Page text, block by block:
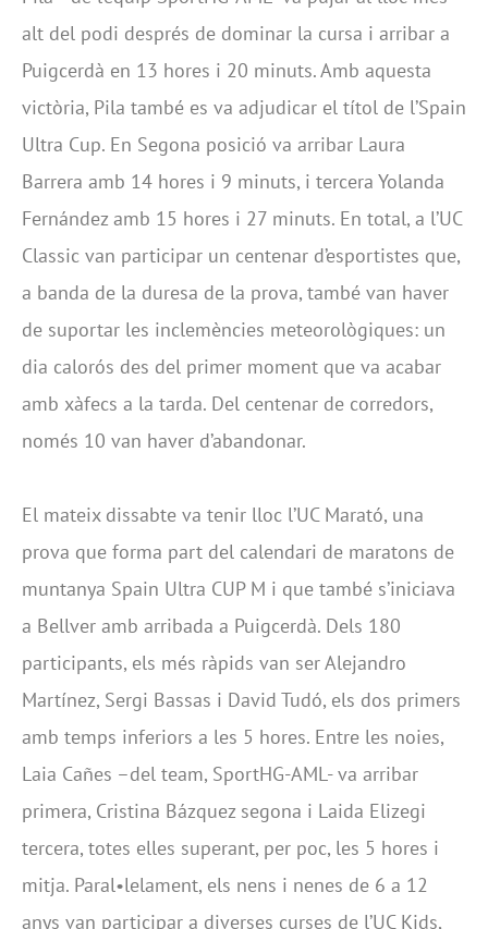
alt del podi després de dominar la cursa i arribar a
Puigcerdà en 13 hores i 20 minuts. Amb aquesta
victòria, Pila també es va adjudicar el títol de l’Spain
Ultra Cup. En Segona posició va arribar Laura
Barrera amb 14 hores i 9 minuts, i tercera Yolanda
Fernández amb 15 hores i 27 minuts. En total, a l’UC
Classic van participar un centenar d’esportistes que,
a banda de la duresa de la prova, també van haver
de suportar les inclemències meteorològiques: un
dia calorós des del primer moment que va acabar
amb xàfecs a la tarda. Del centenar de corredors,
només 10 van haver d’abandonar.
El mateix dissabte va tenir lloc l’UC Marató, una
prova que forma part del calendari de maratons de
muntanya Spain Ultra CUP M i que també s’iniciava
a Bellver amb arribada a Puigcerdà. Dels 180
participants, els més ràpids van ser Alejandro
Martínez, Sergi Bassas i David Tudó, els dos primers
amb temps inferiors a les 5 hores. Entre les noies,
Laia Cañes –del team, SportHG-AML- va arribar
primera, Cristina Bázquez segona i Laida Elizegi
tercera, totes elles superant, per poc, les 5 hores i
mitja. Paral•lelament, els nens i nenes de 6 a 12
anys van participar a diverses curses de l’UC Kids,